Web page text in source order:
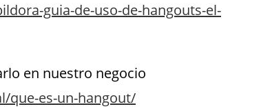
guia-de-uso-de-hangouts-el-
en nuestro negocio
que-es-un-hangout/